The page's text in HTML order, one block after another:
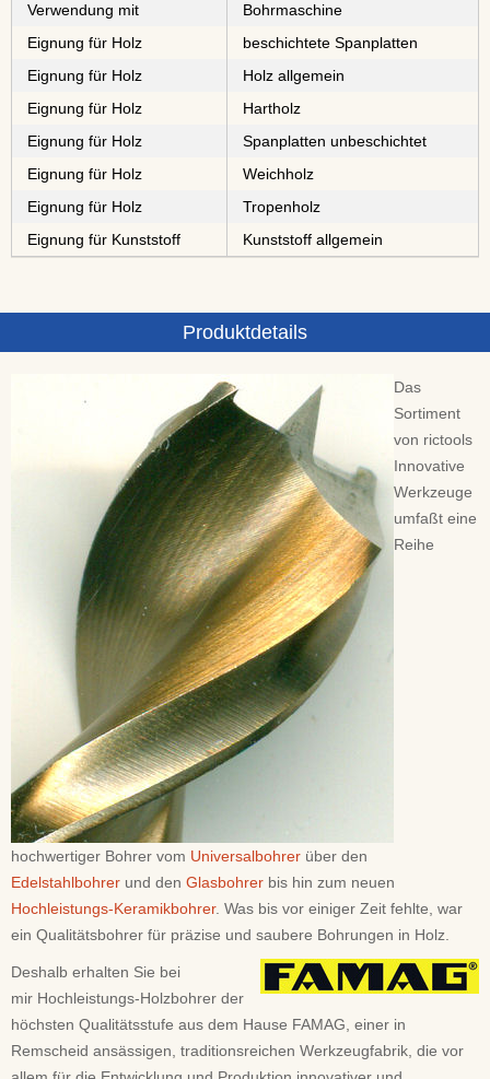
Verwendung mit
Bohrmaschine
Eignung für Holz
⁠⁠⁠⁠⁠⁠⁠⁠⁠⁠beschichtete Spanplatten
Eignung für Holz
Holz allgemein
Eignung für Holz
⁠⁠⁠Hartholz
Eignung für Holz
⁠⁠⁠⁠⁠⁠⁠⁠Spanplatten unbeschichtet
Eignung für Holz
⁠Weichholz
Eignung für Holz
⁠⁠⁠⁠⁠Tropenholz
Eignung für Kunststoff
Kunststoff allgemein
Produktdetails
Das
Sortiment
von rictools
Innovative
Werkzeuge
umfaßt eine
Reihe
hochwertiger Bohrer vom Universalbohrer über den
Edelstahlbohrer und den Glasbohrer bis hin zum neuen
Hochleistungs-Keramikbohrer. Was bis vor einiger Zeit fehlte, war
ein Qualitätsbohrer für präzise und saubere Bohrungen in Holz.
Deshalb erhalten Sie bei
mir Hochleistungs-Holzbohrer der
höchsten Qualitätsstufe aus dem Hause FAMAG, einer in
Remscheid ansässigen, traditionsreichen Werkzeugfabrik, die vor